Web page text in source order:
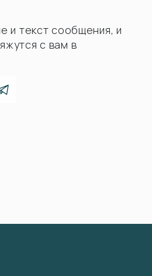
и текст сообщения, и
с вам в